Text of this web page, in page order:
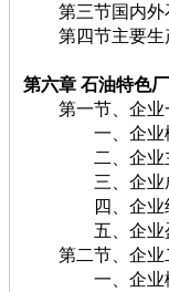
第三节国内外
第四节主要生
第六章 石油特色
第一节、企业
一、企业
二、企业主
三、企业成
四、企业经
五、企业盈
第二节、企业
一、企业